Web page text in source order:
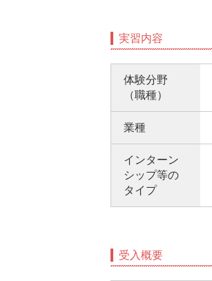
実習内容
体験分野
（職種）
業種
インターン
シップ等の
タイプ
受入概要